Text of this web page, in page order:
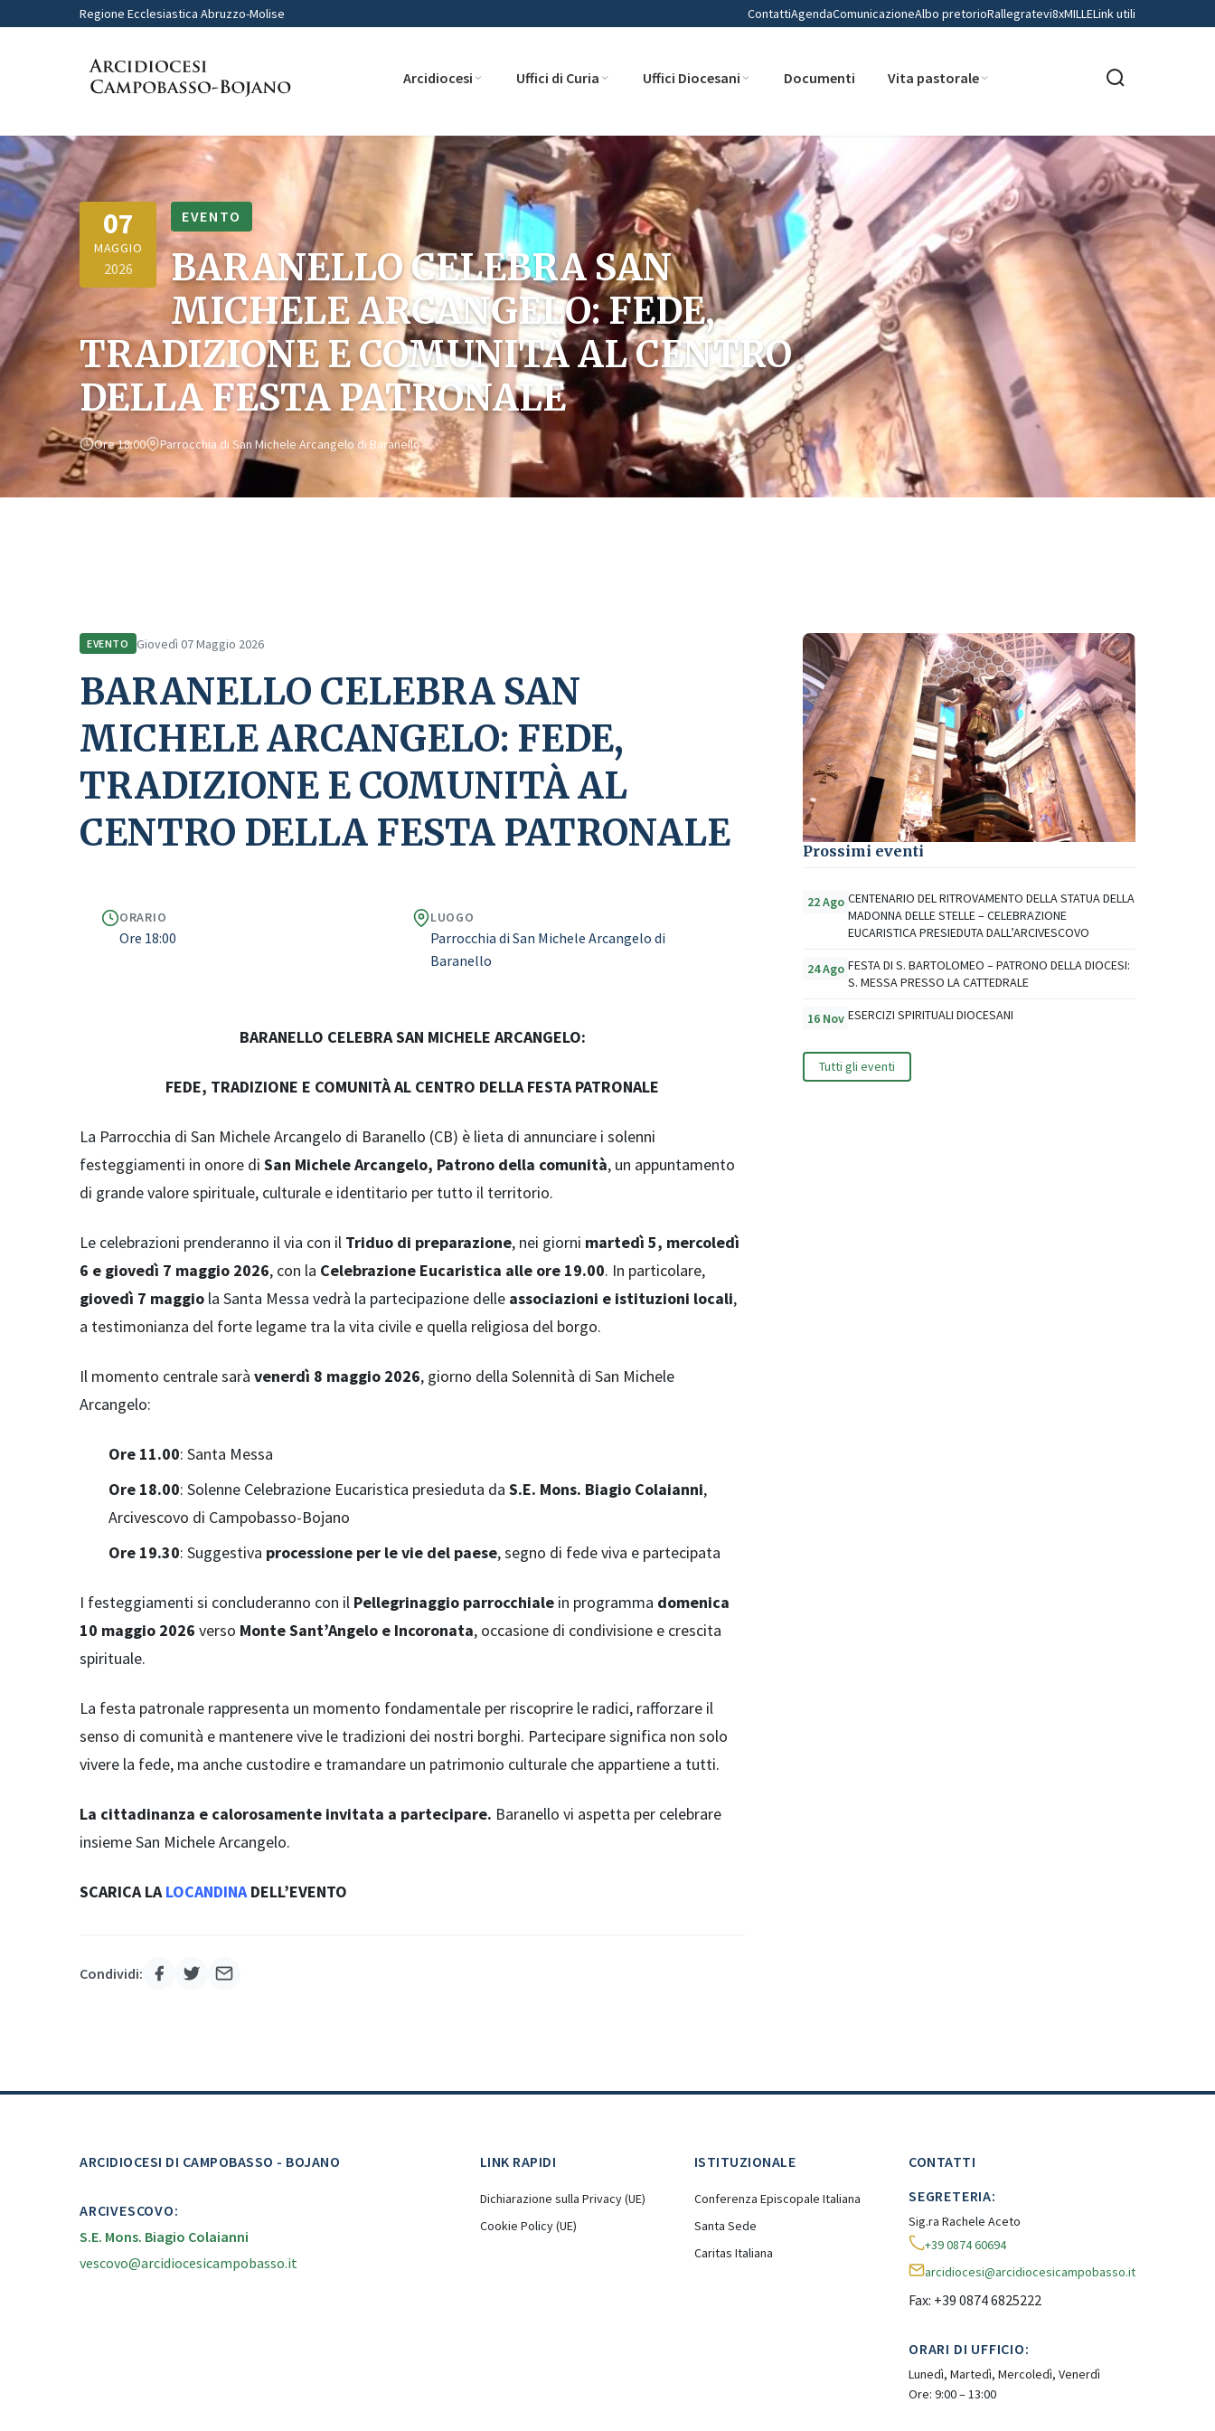
Regione Ecclesiastica Abruzzo-Molise ContattiAgendaComunicazioneAlbo pretorioRallegratevi8xMILLELink utili
Arcidiocesi Uffici di Curia Uffici Diocesani Documenti Vita pastorale
EVENTO
07
MAGGIO
2026
BARANELLO CELEBRA SAN
MICHELE ARCANGELO: FEDE,
TRADIZIONE E COMUNITÀ AL CENTRO
DELLA FESTA PATRONALE
Ore 18:00 Parrocchia di San Michele Arcangelo di Baranello
EVENTO Giovedì 07 Maggio 2026
BARANELLO CELEBRA SAN
MICHELE ARCANGELO: FEDE,
TRADIZIONE E COMUNITÀ AL
CENTRO DELLA FESTA PATRONALE
ORARIO
Ore 18:00
LUOGO
Parrocchia di San Michele Arcangelo di
Baranello
BARANELLO CELEBRA SAN MICHELE ARCANGELO:
FEDE, TRADIZIONE E COMUNITÀ AL CENTRO DELLA FESTA PATRONALE
La Parrocchia di San Michele Arcangelo di Baranello (CB) è lieta di annunciare i solenni
festeggiamenti in onore di San Michele Arcangelo, Patrono della comunità, un appuntamento
di grande valore spirituale, culturale e identitario per tutto il territorio.
Le celebrazioni prenderanno il via con il Triduo di preparazione, nei giorni martedì 5, mercoledì
6 e giovedì 7 maggio 2026, con la Celebrazione Eucaristica alle ore 19.00. In particolare,
giovedì 7 maggio la Santa Messa vedrà la partecipazione delle associazioni e istituzioni locali,
a testimonianza del forte legame tra la vita civile e quella religiosa del borgo.
Il momento centrale sarà venerdì 8 maggio 2026, giorno della Solennità di San Michele
Arcangelo:
Ore 11.00: Santa Messa
Ore 18.00: Solenne Celebrazione Eucaristica presieduta da S.E. Mons. Biagio Colaianni,
Arcivescovo di Campobasso-Bojano
Ore 19.30: Suggestiva processione per le vie del paese, segno di fede viva e partecipata
I festeggiamenti si concluderanno con il Pellegrinaggio parrocchiale in programma domenica
10 maggio 2026 verso Monte Sant’Angelo e Incoronata, occasione di condivisione e crescita
spirituale.
La festa patronale rappresenta un momento fondamentale per riscoprire le radici, rafforzare il
senso di comunità e mantenere vive le tradizioni dei nostri borghi. Partecipare significa non solo
vivere la fede, ma anche custodire e tramandare un patrimonio culturale che appartiene a tutti.
La cittadinanza e calorosamente invitata a partecipare. Baranello vi aspetta per celebrare
insieme San Michele Arcangelo.
SCARICA LALOCANDINADELL’EVENTO
Condividi:
Prossimi eventi
22 Ago CENTENARIO DEL RITROVAMENTO DELLA STATUA DELLA
MADONNA DELLE STELLE – CELEBRAZIONE
EUCARISTICA PRESIEDUTA DALL’ARCIVESCOVO
24 Ago FESTA DI S. BARTOLOMEO – PATRONO DELLA DIOCESI:
S. MESSA PRESSO LA CATTEDRALE
16 Nov ESERCIZI SPIRITUALI DIOCESANI
Tutti gli eventi
ARCIDIOCESI DI CAMPOBASSO - BOJANO
ARCIVESCOVO:
S.E. Mons. Biagio Colaianni
vescovo@arcidiocesicampobasso.it
LINK RAPIDI
Dichiarazione sulla Privacy (UE)
Cookie Policy (UE)
ISTITUZIONALE
Conferenza Episcopale Italiana
Santa Sede
Caritas Italiana
CONTATTI
SEGRETERIA:
Sig.ra Rachele Aceto
+39 0874 60694
arcidiocesi@arcidiocesicampobasso.it
Fax: +39 0874 6825222
ORARI DI UFFICIO:
Lunedì, Martedì, Mercoledì, Venerdì
Ore: 9:00 – 13:00